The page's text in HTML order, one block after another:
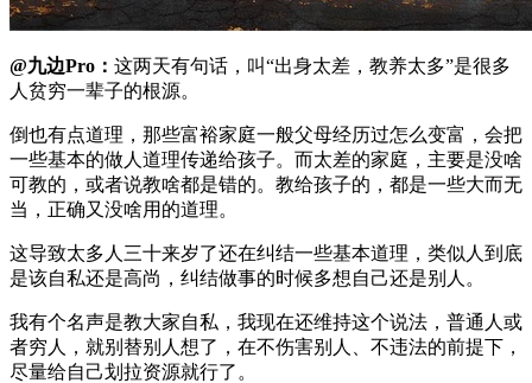
@九边Pro： 这两天有句话，叫“出身太差，教养太多”是很多
人贫穷一辈子的根源。
倒也有点道理，那些富裕家庭一般父母经历过怎么变富，会把
一些基本的做人道理传递给孩子。而太差的家庭，主要是没啥
可教的，或者说教啥都是错的。教给孩子的，都是一些大而无
当，正确又没啥用的道理。
这导致太多人三十来岁了还在纠结一些基本道理，类似人到底
是该自私还是高尚，纠结做事的时候多想自己还是别人。
我有个名声是教大家自私，我现在还维持这个说法，普通人或
者穷人，就别替别人想了，在不伤害别人、不违法的前提下，
尽量给自己划拉资源就行了。